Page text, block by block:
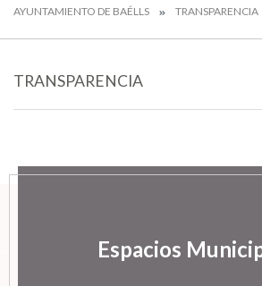
AYUNTAMIENTO DE BAÉLLS TRANSPARENCIA
TRANSPARENCIA
Espacios